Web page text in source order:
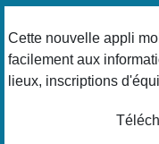
Cette nouvelle appli
facilement aux
lieux, inscriptions